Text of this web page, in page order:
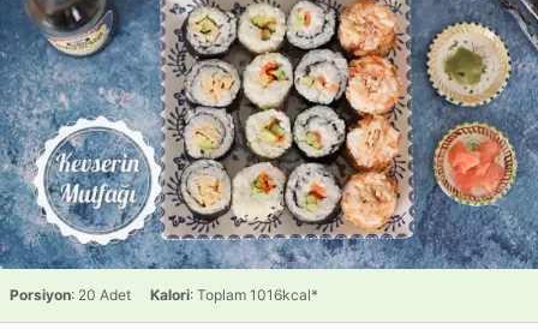
Porsiyon: 20 Adet Kalori: Toplam 1016kcal*